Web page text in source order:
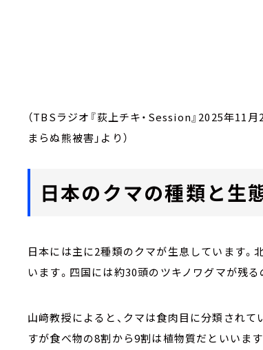
（TBSラジオ『荻上チキ・Session』2025年11
まらぬ熊被害」より）
日本のクマの種類と生
日本には主に2種類のクマが生息しています。
います。四国には約30頭のツキノワグマが残
山﨑教授によると、クマは食肉目に分類されて
すが食べ物の8割から9割は植物質だといいま